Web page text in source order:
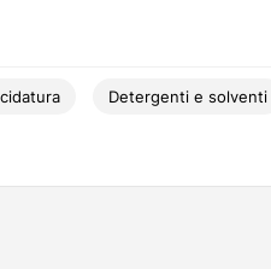
Detergenti e solventi